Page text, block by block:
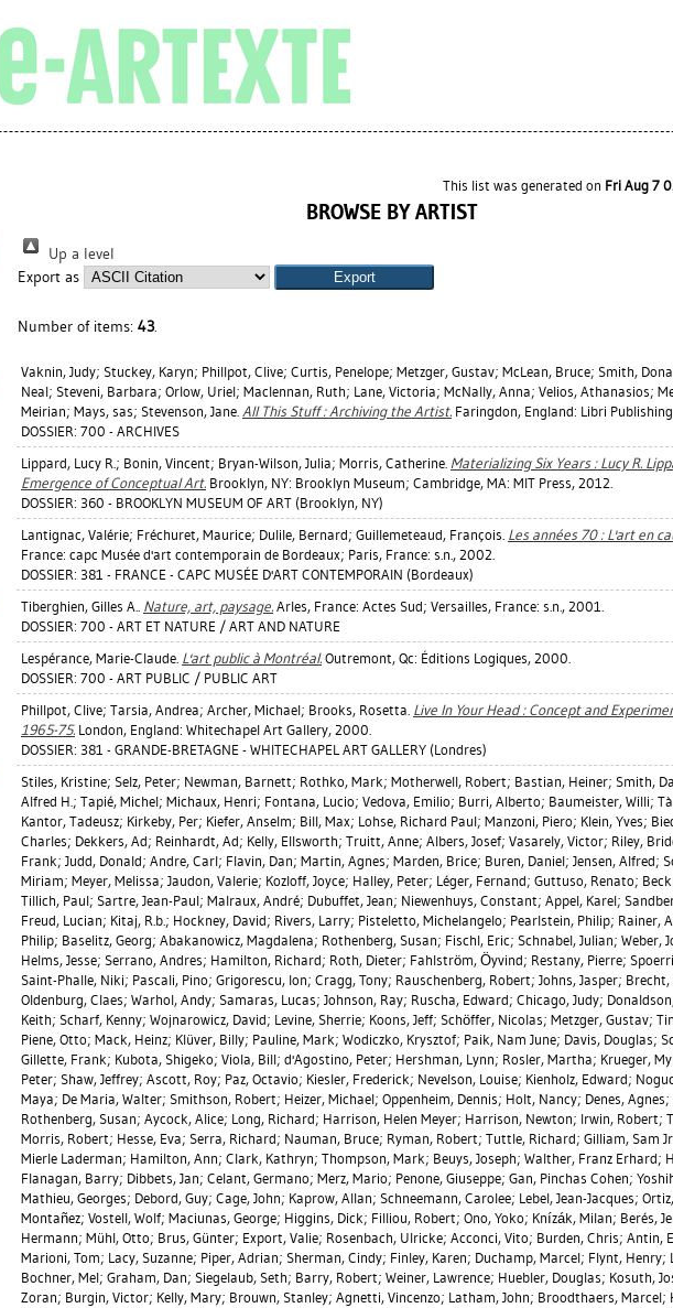
This list was generated on Fri Aug 7
BROWSE BY ARTIST
Up a level
Export as
Number of items: 43.
Vaknin, Judy; Stuckey, Karyn; Phillpot, Clive; Curtis, Penelope; Metzger, Gustav; McLean, Bruce; Smith,
Neal; Steveni, Barbara; Orlow, Uriel; Maclennan, Ruth; Lane, Victoria; McNally, Anna; Velios, Athanasios;
Meirian; Mays, sas; Stevenson, Jane. All This Stuff : Archiving the Artist. Faringdon, England: Libri
DOSSIER: 700 - ARCHIVES
Lippard, Lucy R.; Bonin, Vincent; Bryan-Wilson, Julia; Morris, Catherine. Materializing Six Years : Lucy R.
Emergence of Conceptual Art. Brooklyn, NY: Brooklyn Museum; Cambridge, MA: MIT Press, 2012.
DOSSIER: 360 - BROOKLYN MUSEUM OF ART (Brooklyn, NY)
Lantignac, Valérie; Fréchuret, Maurice; Dulile, Bernard; Guillemeteaud, François. Les années 70 : L'art en
France: capc Musée d'art contemporain de Bordeaux; Paris, France: s.n., 2002.
DOSSIER: 381 - FRANCE - CAPC MUSÉE D'ART CONTEMPORAIN (Bordeaux)
Tiberghien, Gilles A.. Nature, art, paysage. Arles, France: Actes Sud; Versailles, France: s.n., 2001.
DOSSIER: 700 - ART ET NATURE / ART AND NATURE
Lespérance, Marie-Claude. L'art public à Montréal. Outremont, Qc: Éditions Logiques, 2000.
DOSSIER: 700 - ART PUBLIC / PUBLIC ART
Phillpot, Clive; Tarsia, Andrea; Archer, Michael; Brooks, Rosetta. Live In Your Head : Concept and
1965-75. London, England: Whitechapel Art Gallery, 2000.
DOSSIER: 381 - GRANDE-BRETAGNE - WHITECHAPEL ART GALLERY (Londres)
Stiles, Kristine; Selz, Peter; Newman, Barnett; Rothko, Mark; Motherwell, Robert; Bastian, Heiner; Smith,
Alfred H.; Tapié, Michel; Michaux, Henri; Fontana, Lucio; Vedova, Emilio; Burri, Alberto; Baumeister, Willi;
Kantor, Tadeusz; Kirkeby, Per; Kiefer, Anselm; Bill, Max; Lohse, Richard Paul; Manzoni, Piero; Klein, Yves;
Charles; Dekkers, Ad; Reinhardt, Ad; Kelly, Ellsworth; Truitt, Anne; Albers, Josef; Vasarely, Victor; Riley,
Frank; Judd, Donald; Andre, Carl; Flavin, Dan; Martin, Agnes; Marden, Brice; Buren, Daniel; Jensen, Alfred;
Miriam; Meyer, Melissa; Jaudon, Valerie; Kozloff, Joyce; Halley, Peter; Léger, Fernand; Guttuso, Renato;
Tillich, Paul; Sartre, Jean-Paul; Malraux, André; Dubuffet, Jean; Niewenhuys, Constant; Appel, Karel;
Freud, Lucian; Kitaj, R.b.; Hockney, David; Rivers, Larry; Pisteletto, Michelangelo; Pearlstein, Philip; Rainer,
Philip; Baselitz, Georg; Abakanowicz, Magdalena; Rothenberg, Susan; Fischl, Eric; Schnabel, Julian; Weber,
Helms, Jesse; Serrano, Andres; Hamilton, Richard; Roth, Dieter; Fahlström, Öyvind; Restany, Pierre;
Saint-Phalle, Niki; Pascali, Pino; Grigorescu, Ion; Cragg, Tony; Rauschenberg, Robert; Johns, Jasper; Brecht,
Oldenburg, Claes; Warhol, Andy; Samaras, Lucas; Johnson, Ray; Ruscha, Edward; Chicago, Judy;
Keith; Scharf, Kenny; Wojnarowicz, David; Levine, Sherrie; Koons, Jeff; Schöffer, Nicolas; Metzger, Gustav;
Piene, Otto; Mack, Heinz; Klüver, Billy; Pauline, Mark; Wodiczko, Krysztof; Paik, Nam June; Davis, Douglas;
Gillette, Frank; Kubota, Shigeko; Viola, Bill; d'Agostino, Peter; Hershman, Lynn; Rosler, Martha; Krueger,
Peter; Shaw, Jeffrey; Ascott, Roy; Paz, Octavio; Kiesler, Frederick; Nevelson, Louise; Kienholz, Edward;
Maya; De Maria, Walter; Smithson, Robert; Heizer, Michael; Oppenheim, Dennis; Holt, Nancy; Denes, Agnes;
Rothenberg, Susan; Aycock, Alice; Long, Richard; Harrison, Helen Meyer; Harrison, Newton; Irwin, Robert;
Morris, Robert; Hesse, Eva; Serra, Richard; Nauman, Bruce; Ryman, Robert; Tuttle, Richard; Gilliam, Sam
Mierle Laderman; Hamilton, Ann; Clark, Kathryn; Thompson, Mark; Beuys, Joseph; Walther, Franz Erhard;
Flanagan, Barry; Dibbets, Jan; Celant, Germano; Merz, Mario; Penone, Giuseppe; Gan, Pinchas Cohen;
Mathieu, Georges; Debord, Guy; Cage, John; Kaprow, Allan; Schneemann, Carolee; Lebel, Jean-Jacques;
Montañez; Vostell, Wolf; Maciunas, George; Higgins, Dick; Filliou, Robert; Ono, Yoko; Knízák, Milan; Berés,
Hermann; Mühl, Otto; Brus, Günter; Export, Valie; Rosenbach, Ulricke; Acconci, Vito; Burden, Chris; Antin,
Marioni, Tom; Lacy, Suzanne; Piper, Adrian; Sherman, Cindy; Finley, Karen; Duchamp, Marcel; Flynt, Henry;
Bochner, Mel; Graham, Dan; Siegelaub, Seth; Barry, Robert; Weiner, Lawrence; Huebler, Douglas; Kosuth,
Zoran; Burgin, Victor; Kelly, Mary; Brouwn, Stanley; Agnetti, Vincenzo; Latham, John; Broodthaers, Marcel;